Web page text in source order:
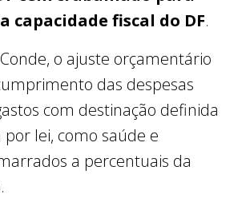
capacidade fiscal do DF.
o ajuste orçamentário
das despesas
com destinação definida
lei, como saúde e
a percentuais da